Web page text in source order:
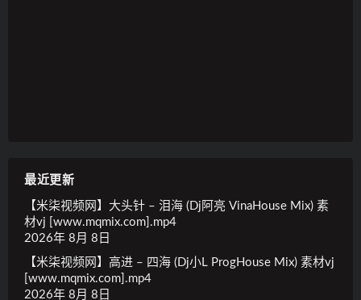
最近更新
【米柒视频网】大头针 – 泪海 (Dj阿亮 VinaHouse Mix) 素
材vj [www.mqmix.com].mp4
2026年 8月 8日
【米柒视频网】高进 – 四海 (Dj小L ProgHouse Mix) 素材vj
[www.mqmix.com].mp4
2026年 8月 8日